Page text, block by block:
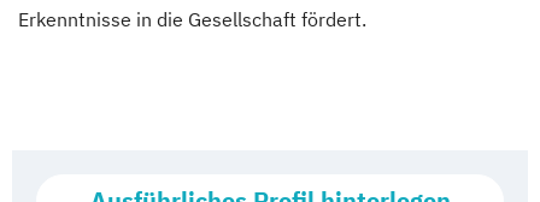
Erkenntnisse in die Gesellschaft fördert.